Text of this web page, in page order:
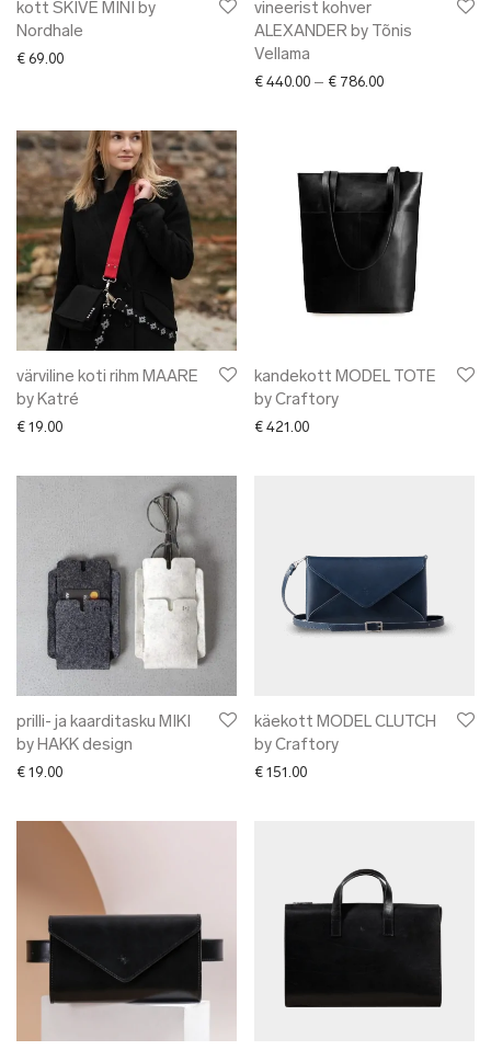
kott SKIVE MINI by
Nordhale
€ 69.00
vineerist kohver
ALEXANDER by Tõnis
Vellama
€ 440.00 – € 786.00Price range: €
värviline koti rihm MAARE
by Katré
€ 19.00
kandekott MODEL TOTE
by Craftory
€ 421.00
prilli- ja kaarditasku MIKI
by HAKK design
€ 19.00
käekott MODEL CLUTCH
by Craftory
€ 151.00